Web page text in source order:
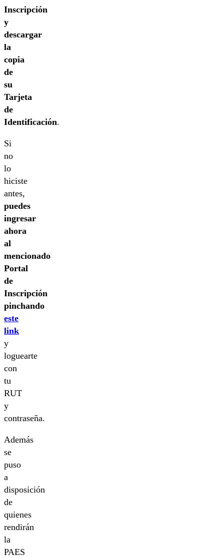
Inscripción
y
descargar
la
copia
de
su
Tarjeta
de
Identificación.
Si
no
lo
hiciste
antes,
puedes
ingresar
ahora
al
mencionado
Portal
de
Inscripción
pinchando
este
link
y
loguearte
con
tu
RUT
y
contraseña.
Además
se
puso
a
disposición
de
quienes
rendirán
la
PAES